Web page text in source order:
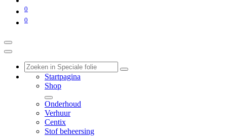
0
0
Startpagina
Shop
Onderhoud
Verhuur
Centix
Stof beheersing